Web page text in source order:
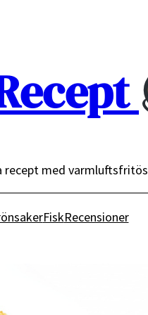
recept med varmluftsfritös
FiskRecensioner